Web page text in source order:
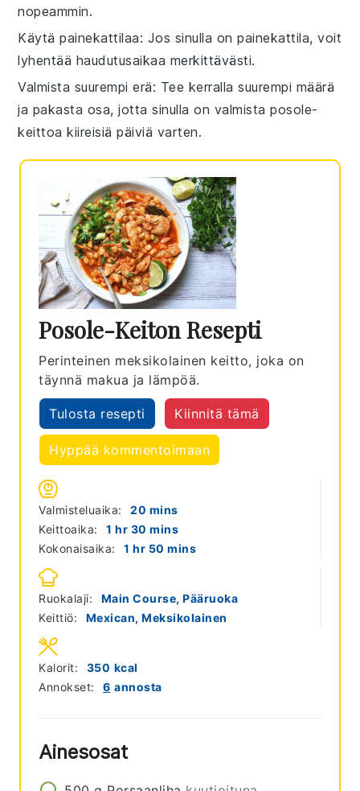
nopeammin.
Käytä painekattilaa: Jos sinulla on painekattila, voit
lyhentää haudutusaikaa merkittävästi.
Valmista suurempi erä: Tee kerralla suurempi määrä
ja pakasta osa, jotta sinulla on valmistaposole-
keittoa kiireisiä päiviä varten.
Posole-Keiton Resepti
Perinteinen meksikolainen keitto, joka on
täynnä makua ja lämpöä.
Tulosta resepti Kiinnitä tämä
Hyppää kommentoimaan
Valmisteluaika: 20 minutes
mins
Keittoaika:
1 hour
hr 30 minutes
mins
Kokonaisaika:
1 hour
hr 50 minutes
mins
Ruokalaji:
Main Course, Pääruoka
Keittiö:
Mexican, Meksikolainen
Annokset: 6 annosta
Kalorit: 350 kcal
Ainesosat